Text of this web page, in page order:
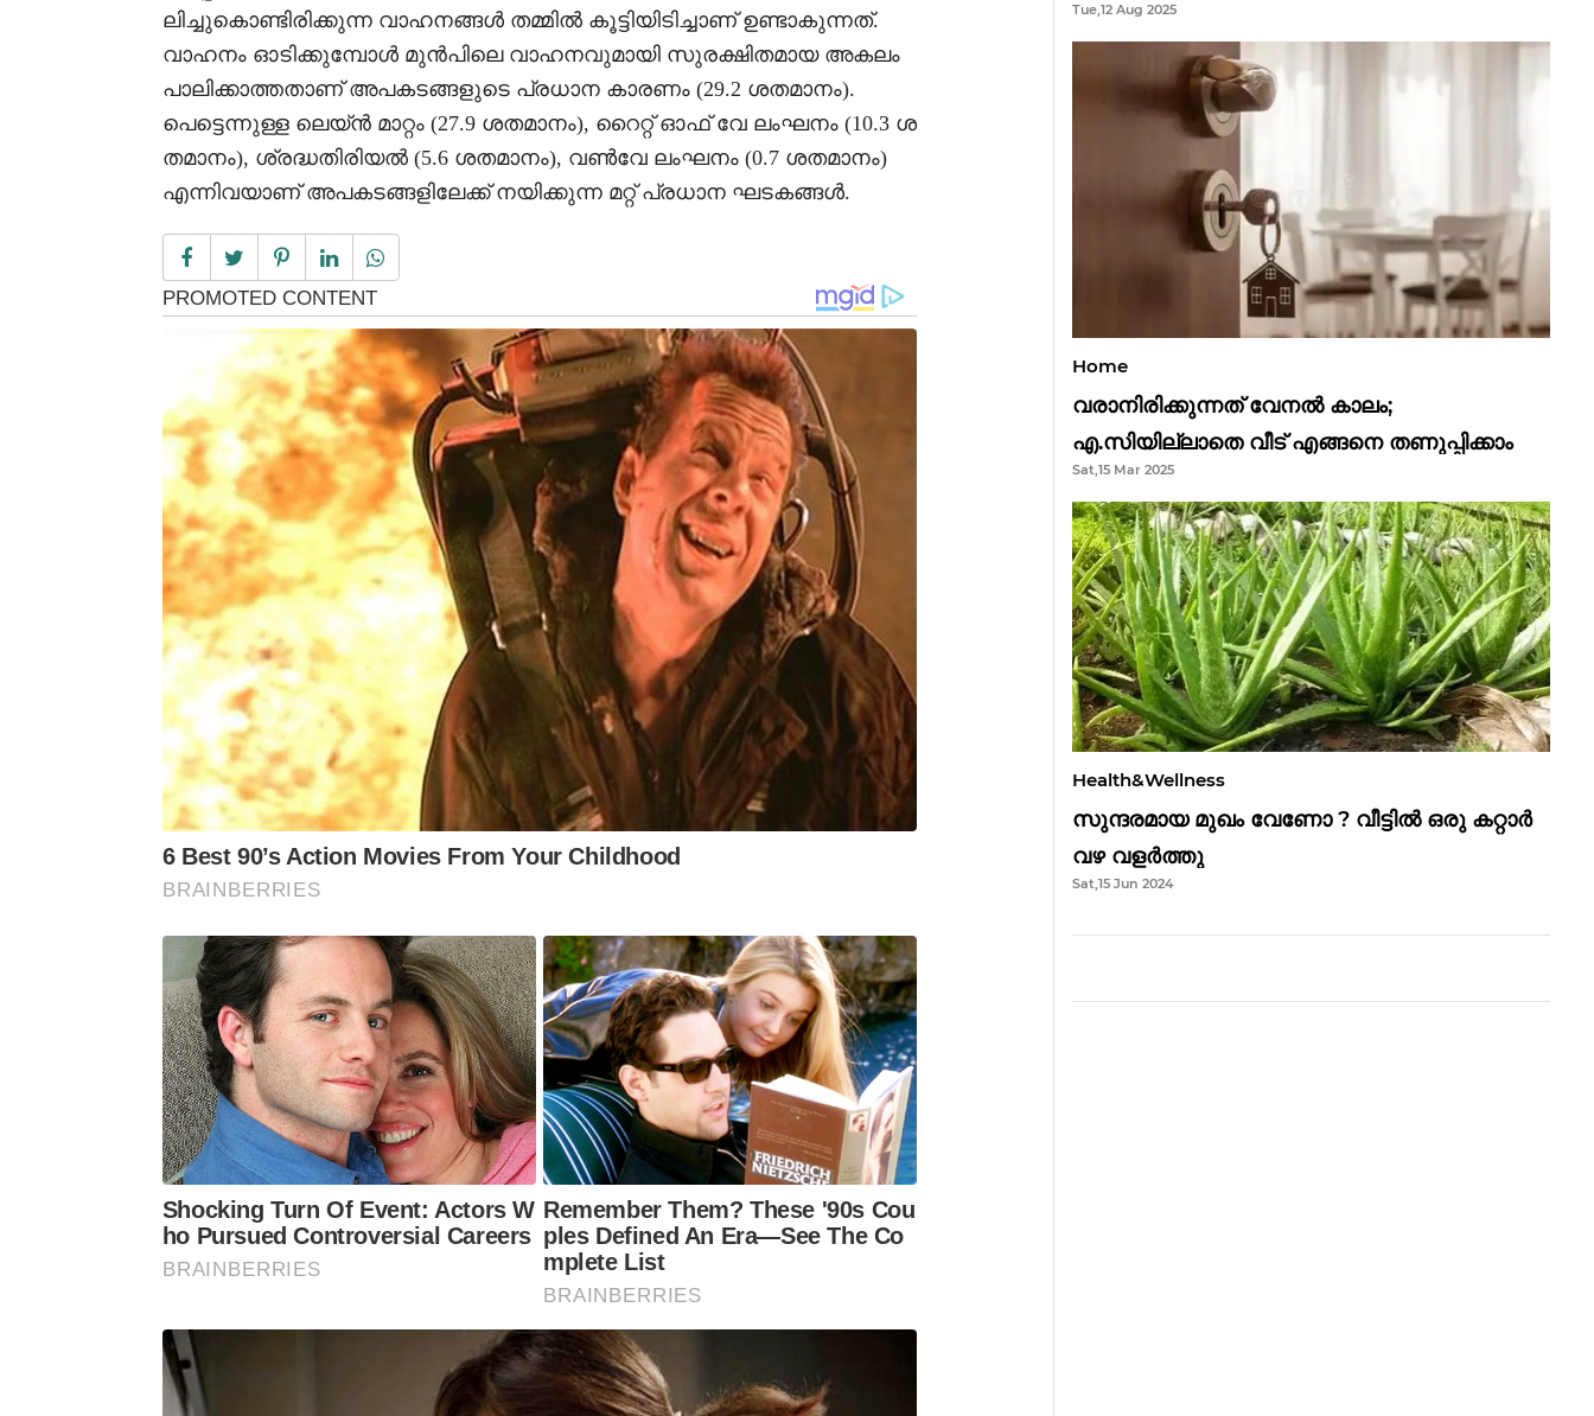
ലിച്ചുകൊണ്ടിരിക്കുന്ന വാഹനങ്ങൾ തമ്മിൽ കൂട്ടിയിടിച്ചാണ് ഉണ്ടാകുന്നത്.
വാഹനം ഓടിക്കുമ്പോൾ മുൻപിലെ വാഹനവുമായി സുരക്ഷിതമായ അകലം
പാലിക്കാത്തതാണ് അപകടങ്ങളുടെ പ്രധാന കാരണം (29.2 ശതമാനം).
പെട്ടെന്നുള്ള ലെയ്ൻ മാറ്റം (27.9 ശതമാനം), റൈറ്റ് ഓഫ് വേ ലംഘനം (10.3 ശ
തമാനം), ശ്രദ്ധതിരിയൽ (5.6 ശതമാനം), വൺവേ ലംഘനം (0.7 ശതമാനം)
എന്നിവയാണ് അപകടങ്ങളിലേക്ക് നയിക്കുന്ന മറ്റ് പ്രധാന ഘടകങ്ങൾ.
Tue,12 Aug 2025
Home
വരാനിരിക്കുന്നത് വേനൽ കാലം;
എ.സിയില്ലാതെ വീട് എങ്ങനെ തണുപ്പിക്കാം
Sat,15 Mar 2025
Health&Wellness
സുന്ദരമായ മുഖം വേണോ ? വീട്ടിൽ ഒരു കറ്റാർ
വഴ വളർത്തു
Sat,15 Jun 2024